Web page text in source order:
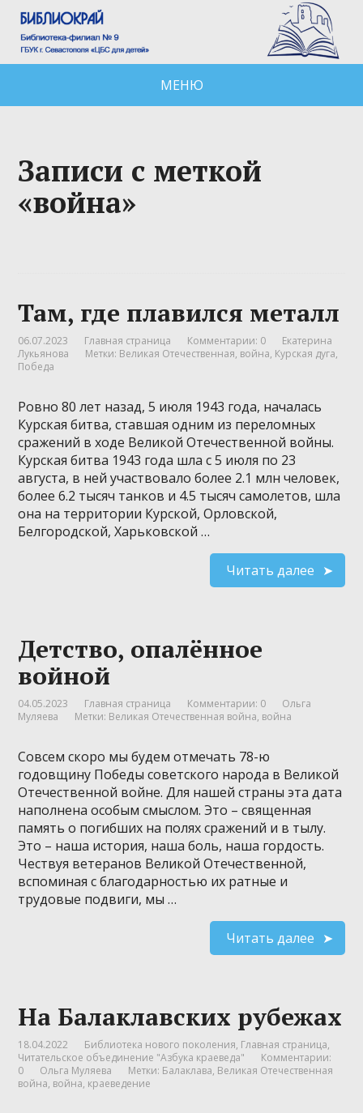
МЕНЮ
Записи с меткой
«война»
Там, где плавился металл
06.07.2023 Главная страница Комментарии: 0
Екатерина
Лукьянова
Метки: Великая Отечественная, война, Курская дуга,
Победа
Ровно 80 лет назад, 5 июля 1943 года, началась
Курская битва, ставшая одним из переломных
сражений в ходе Великой Отечественной войны.
Курская битва 1943 года шла с 5 июля по 23
августа, в ней участвовало более 2.1 млн человек,
более 6.2 тысяч танков и 4.5 тысяч самолетов, шла
она на территории Курской, Орловской,
Белгородской, Харьковской …
Читать далее
Детство, опалённое
войной
04.05.2023 Главная страница Комментарии: 0
Ольга
Муляева
Метки: Великая Отечественная война, война
Совсем скоро мы будем отмечать 78-ю
годовщину Победы советского народа в Великой
Отечественной войне. Для нашей страны эта дата
наполнена особым смыслом. Это – священная
память о погибших на полях сражений и в тылу.
Это – наша история, наша боль, наша гордость.
Чествуя ветеранов Великой Отечественной,
вспоминая с благодарностью их ратные и
трудовые подвиги, мы …
Читать далее
На Балаклавских рубежах
18.04.2022 Библиотека нового поколения, Главная страница,
Читательское объединение "Азбука краеведа"
Комментарии:
0
Ольга Муляева Метки: Балаклава, Великая Отечественная
война, война, краеведение